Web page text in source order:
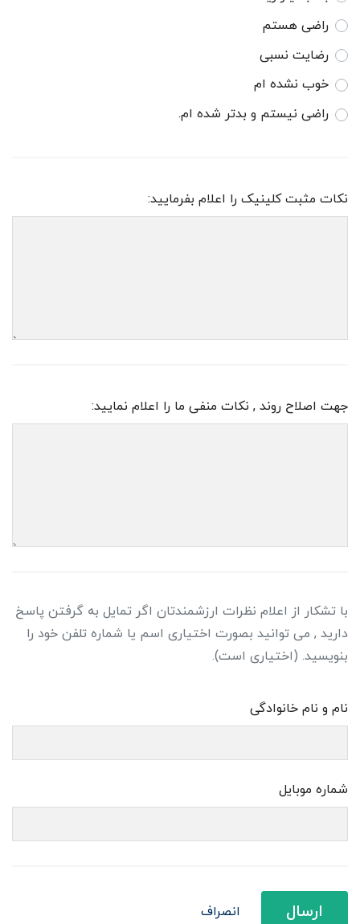
راضی هستم
رضایت نسبی
خوب نشده ام
راضی نیستم و بدتر شده ام.
نکات مثبت کلینیک را اعلام بفرمایید:
جهت اصلاح روند , نکات منفی ما را اعلام نمایید:
با تشکار از اعلام نظرات ارزشمندتان اگر تمایل به گرفتن پاسخ
دارید , می توانید بصورت اختیاری اسم یا شماره تلفن خود را
بنویسید. (اختیاری است).
نام و نام خانوادگی
شماره موبایل
ارسال انصراف